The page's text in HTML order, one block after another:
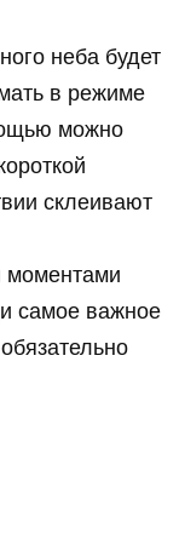
неба будет
в режиме
можно
склеивают
моментами
самое важное